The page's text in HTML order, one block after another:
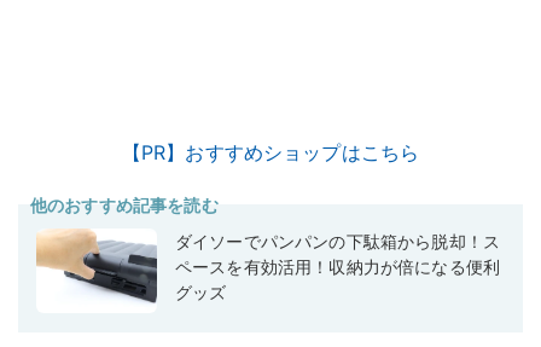
【PR】おすすめショップはこちら
他のおすすめ記事を読む
ダイソーでパンパンの下駄箱から脱却！ス
ペースを有効活用！収納力が倍になる便利
グッズ